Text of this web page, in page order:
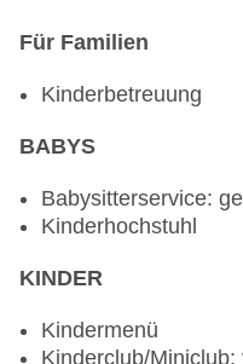
Kinderhochstuhl,
Bars & mehr: 3
01:00 Uhr
Uhr
Loungebar „Arabian
Für Familien
Kinderbetreuung
BABYS
Babysitterservice:
Kinderhochstuhl
KINDER
Kindermenü
Kinderclub/